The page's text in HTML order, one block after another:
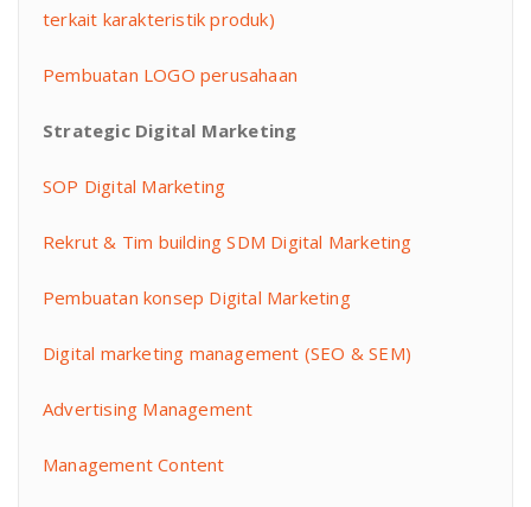
terkait karakteristik produk)
Pembuatan LOGO perusahaan
Strategic Digital Marketing
SOP Digital Marketing
Rekrut & Tim building SDM Digital Marketing
Pembuatan konsep Digital Marketing
Digital marketing management (SEO & SEM)
Advertising Management
Management Content